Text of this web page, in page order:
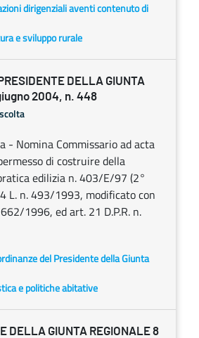
dirigenziali aventi contenuto di
e sviluppo rurale
DELLA GIUNTA
2004, n. 448
- Nomina Commissario ad acta
di costruire della
edilizia n. 403/E/97 (2°
L. n. 493/1993, modificato con
1996, ed art. 21 D.P.R. n.
del Presidente della Giunta
e politiche abitative
DELLA GIUNTA REGIONALE 8